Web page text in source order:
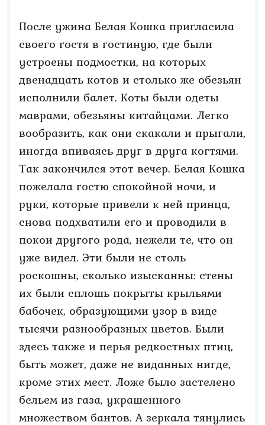
После ужина Белая Кошка пригласила
своего гостя в гостиную, где были
устроены подмостки, на которых
двенадцать котов и столько же обезьян
исполнили балет. Коты были одеты
маврами, обезьяны китайцами. Легко
вообразить, как они скакали и прыгали,
иногда впиваясь друг в друга когтями.
Так закончился этот вечер. Белая Кошка
пожелала гостю спокойной ночи, и
руки, которые привели к ней принца,
снова подхватили его и проводили в
покои другого рода, нежели те, что он
уже видел. Эти были не столь
роскошны, сколько изысканны: стены
их были сплошь покрыты крыльями
бабочек, образующими узор в виде
тысячи разнообразных цветов. Были
здесь также и перья редкостных птиц,
быть может, даже не виданных нигде,
кроме этих мест. Ложе было застелено
бельем из газа, украшенного
множеством бантов. А зеркала тянулись